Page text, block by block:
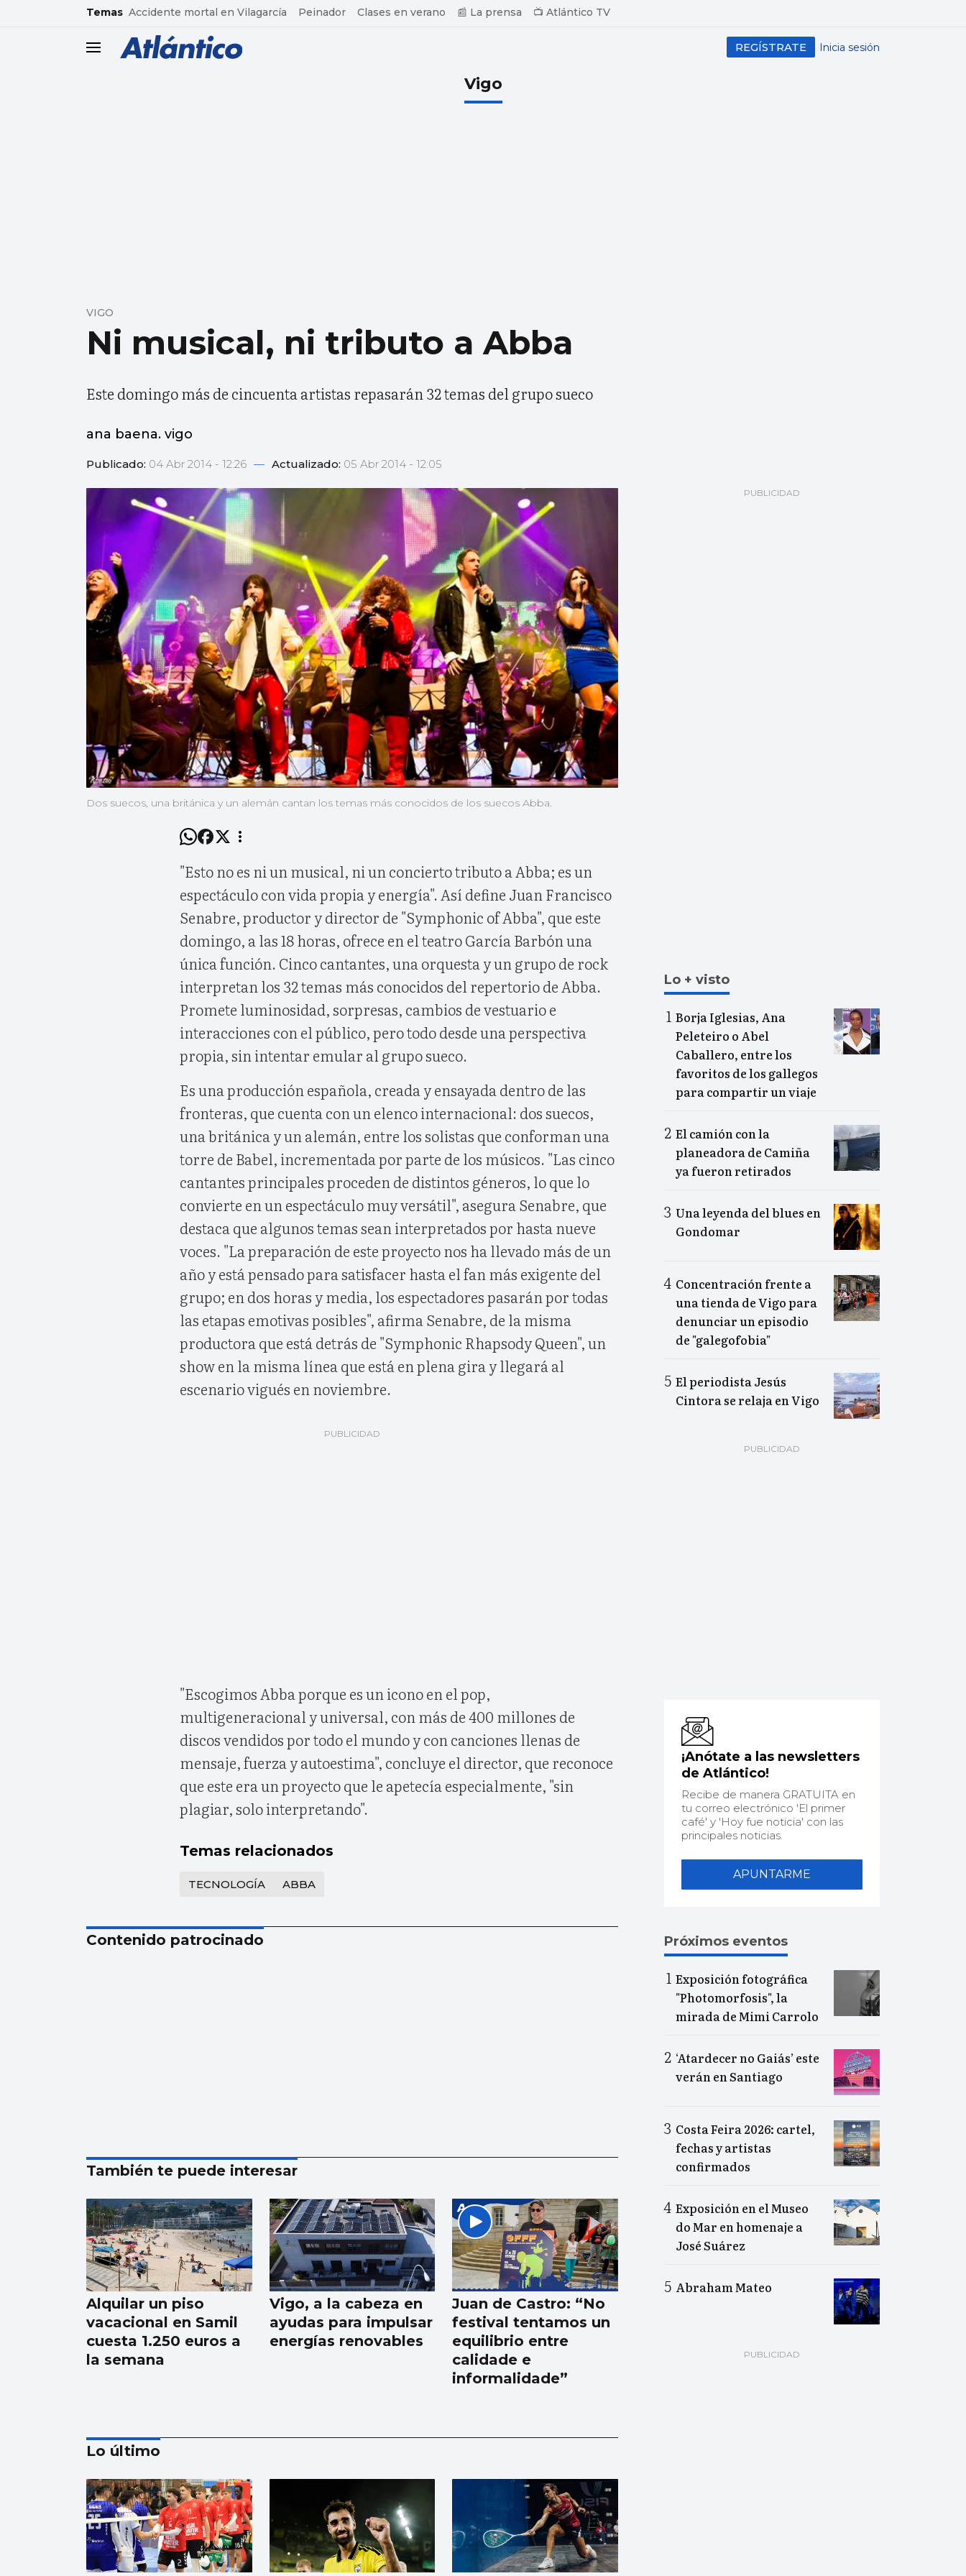
common.go-to-content
Temas Accidente mortal en Vilagarcía Peinador Clases en verano 📰 La prensa 📺 Atlántico TV
header.menu.open Inicia sesión
REGÍSTRATE
Vigo
Ni musical, ni tributo a Abba
VIGO
Este domingo más de cincuenta artistas repasarán 32 temas del grupo sueco
ana baena. vigo
Publicado: 04 Abr 2014 - 12:26 — Actualizado: 05 Abr 2014 - 12:05
Dos suecos, una británica y un alemán cantan los temas más conocidos de los suecos Abba.
"Esto no es ni un musical, ni un concierto tributo a Abba; es un
espectáculo con vida propia y energía". Así define Juan Francisco
Senabre, productor y director de "Symphonic of Abba", que este
domingo, a las 18 horas, ofrece en el teatro García Barbón una
única función. Cinco cantantes, una orquesta y un grupo de rock
interpretan los 32 temas más conocidos del repertorio de Abba.
Promete luminosidad, sorpresas, cambios de vestuario e
interacciones con el público, pero todo desde una perspectiva
propia, sin intentar emular al grupo sueco.
Es una producción española, creada y ensayada dentro de las
fronteras, que cuenta con un elenco internacional: dos suecos,
una británica y un alemán, entre los solistas que conforman una
torre de Babel, incrementada por parte de los músicos. "Las cinco
cantantes principales proceden de distintos géneros, lo que lo
convierte en un espectáculo muy versátil", asegura Senabre, que
destaca que algunos temas sean interpretados por hasta nueve
voces. "La preparación de este proyecto nos ha llevado más de un
año y está pensado para satisfacer hasta el fan más exigente del
grupo; en dos horas y media, los espectadores pasarán por todas
las etapas emotivas posibles", afirma Senabre, de la misma
productora que está detrás de "Symphonic Rhapsody Queen", un
show en la misma línea que está en plena gira y llegará al
escenario vigués en noviembre.
"Escogimos Abba porque es un icono en el pop,
multigeneracional y universal, con más de 400 millones de
discos vendidos por todo el mundo y con canciones llenas de
mensaje, fuerza y autoestima", concluye el director, que reconoce
que este era un proyecto que le apetecía especialmente, "sin
plagiar, solo interpretando".
Temas relacionados
TECNOLOGÍA ABBA
Contenido patrocinado
También te puede interesar
Alquilar un piso
vacacional en Samil
cuesta 1.250 euros a
la semana
Vigo, a la cabeza en
ayudas para impulsar
energías renovables
Juan de Castro: “No
festival tentamos un
equilibrio entre
calidade e
informalidade”
SANIDAD
Pacientes de Vigo
participan en un
estudio sobre
Lo último
Lo + visto
Borja Iglesias, Ana
Peleteiro o Abel
Caballero, entre los
favoritos de los gallegos
para compartir un viaje
El camión con la
planeadora de Camiña
ya fueron retirados
Una leyenda del blues en
Gondomar
Concentración frente a
una tienda de Vigo para
denunciar un episodio
de "galegofobia"
El periodista Jesús
Cintora se relaja en Vigo
¡Anótate a las newsletters
de Atlántico!
Recibe de manera GRATUITA en
tu correo electrónico 'El primer
café' y 'Hoy fue noticia' con las
principales noticias.
APUNTARME
Próximos eventos
Exposición fotográfica
"Photomorfosis", la
mirada de Mimi Carrolo
‘Atardecer no Gaiás’ este
verán en Santiago
Costa Feira 2026: cartel,
fechas y artistas
confirmados
Exposición en el Museo
do Mar en homenaje a
José Suárez
Abraham Mateo